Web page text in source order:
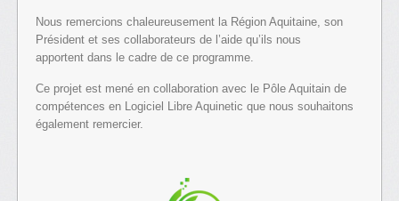
Nous remercions chaleureusement la Région Aquitaine, son
Président et ses collaborateurs de l’aide qu’ils nous
apportent dans le cadre de ce programme.
Ce projet est mené en collaboration avec le Pôle Aquitain de
compétences en Logiciel Libre Aquinetic que nous souhaitons
également remercier.